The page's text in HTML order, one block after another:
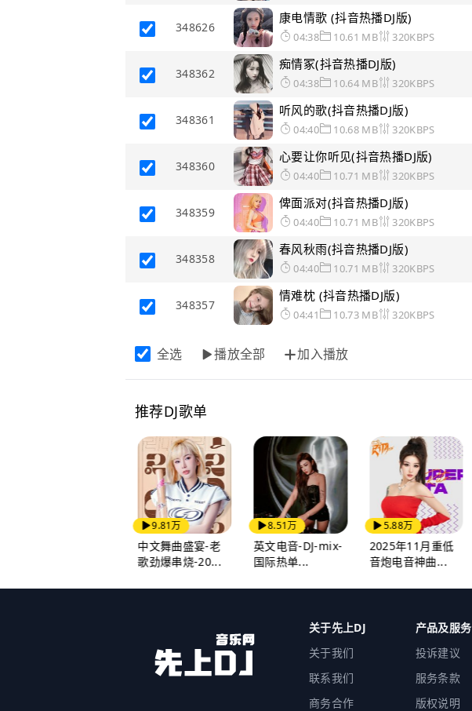
348626
康电情歌 (抖音热播DJ版)
04:38 10.61 MB 320KBPS
348362
痴情冢(抖音热播DJ版)
04:38 10.64 MB 320KBPS
348361
听风的歌(抖音热播DJ版)
04:40 10.68 MB 320KBPS
348360
心要让你听见(抖音热播DJ版)
04:40 10.71 MB 320KBPS
348359
俾面派对(抖音热播DJ版)
04:40 10.71 MB 320KBPS
348358
春风秋雨(抖音热播DJ版)
04:40 10.71 MB 320KBPS
348357
情难枕 (抖音热播DJ版)
04:41 10.73 MB 320KBPS
全选 播放全部 加入播放
推荐DJ歌单
9.81万
中文舞曲盛宴-老
歌劲爆串烧-20...
8.51万
英文电音-DJ-mix-
国际热单...
5.88万
2025年11月重低
音炮电音神曲...
关于先上DJ
关于我们
联系我们
商务合作
产品及服务
投诉建议
服务条款
版权说明